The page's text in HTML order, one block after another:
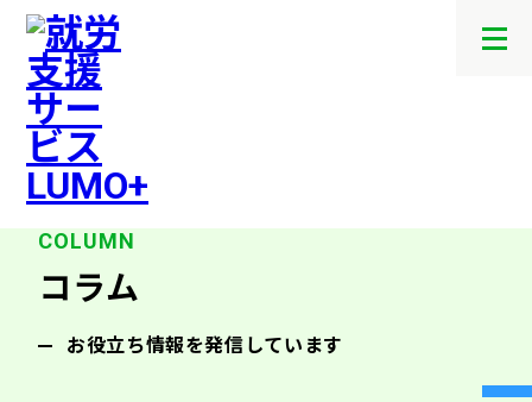
メ
コラム
お役立ち情報を発信しています